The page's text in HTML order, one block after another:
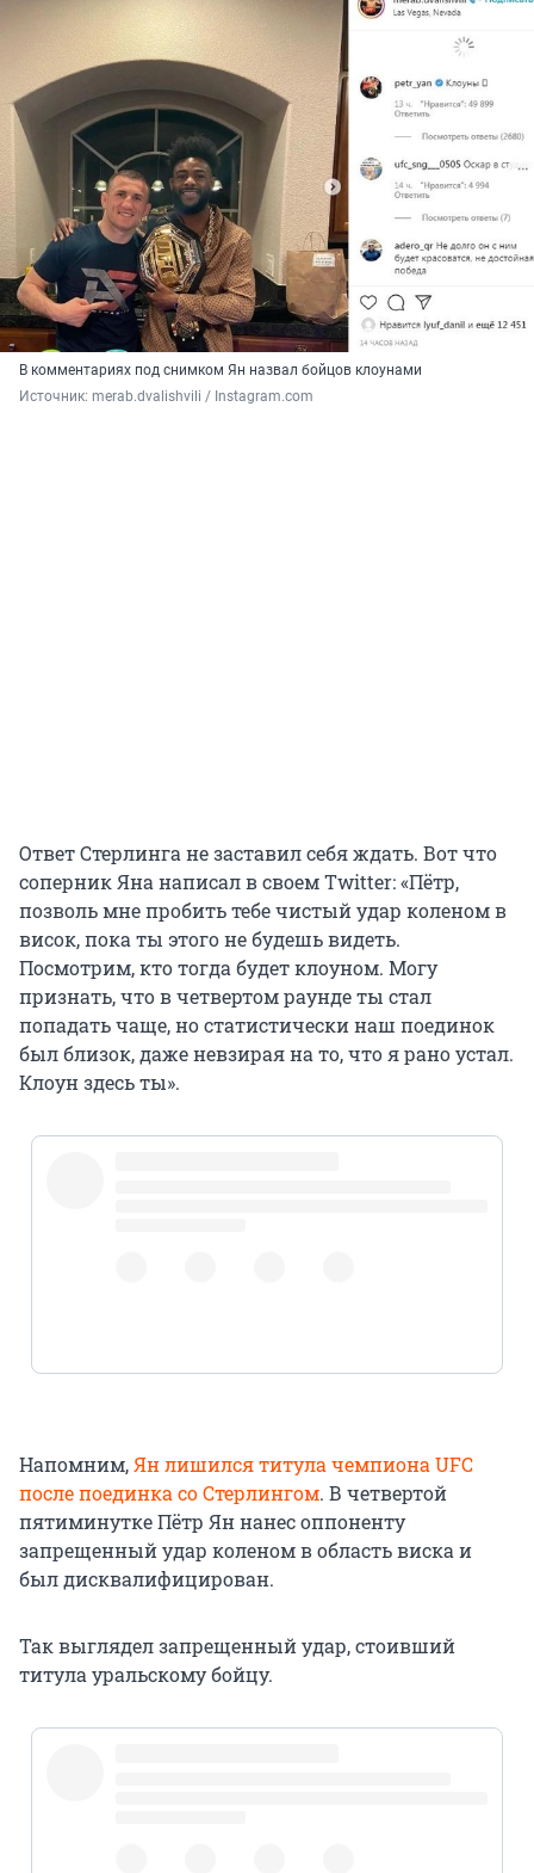
В комментариях под снимком Ян назвал бойцов клоунами
Источник: merab.dvalishvili / Instagram.com
Ответ Стерлинга не заставил себя ждать. Вот что
соперник Яна написал в своем Twitter: «Пётр,
позволь мне пробить тебе чистый удар коленом в
висок, пока ты этого не будешь видеть.
Посмотрим, кто тогда будет клоуном. Могу
признать, что в четвертом раунде ты стал
попадать чаще, но статистически наш поединок
был близок, даже невзирая на то, что я рано устал.
Клоун здесь ты».
@PetrYanUFC
Напомним,Ян лишился титула чемпиона UFC
после поединка со Стерлингом. В четвертой
пятиминутке Пётр Ян нанес оппоненту
запрещенный удар коленом в область виска и
был дисквалифицирован.
Так выглядел запрещенный удар, стоивший
титула уральскому бойцу.
pic.twitter.com/i5OWMncW6U